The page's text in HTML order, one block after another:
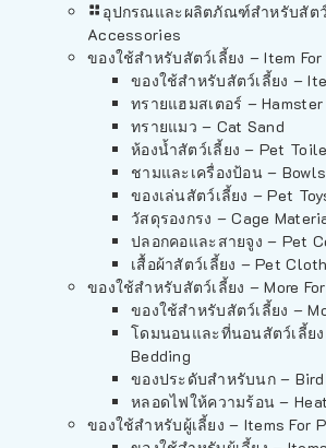
อุปกรณและผลิตภัณฑ์สำหรับสัตว์
Accessories
ของใช้สำหรับสัตว์เลี้ยง – Item
ของใช้สำหรับสัตว์เลี้ยง –
ทรายแฮมสเตอร์ – Hamster
ทรายแมว – Cat Sand
ห้องน้ำสัตว์เลี้ยง – Pet
ชามและเครื่องป้อน –
ของเล่นสัตว์เลี้ยง – Pet
วัสดุรองกรง – Cage
ปลอกคอและสายจูง – Pet
เสื้อผ้าสัตว์เลี้ยง – Pet
ของใช้สำหรับสัตว์เลี้ยง – More
ของใช้สำหรับสัตว์เลี้ยง –
โดมนอนและที่นอนสัตว์เลี้ย
Bedding
ของประดับสำหรับนก –
หลอดไฟให้ความร้อน –
ของใช้สำหรับผู้เลี้ยง – Items For